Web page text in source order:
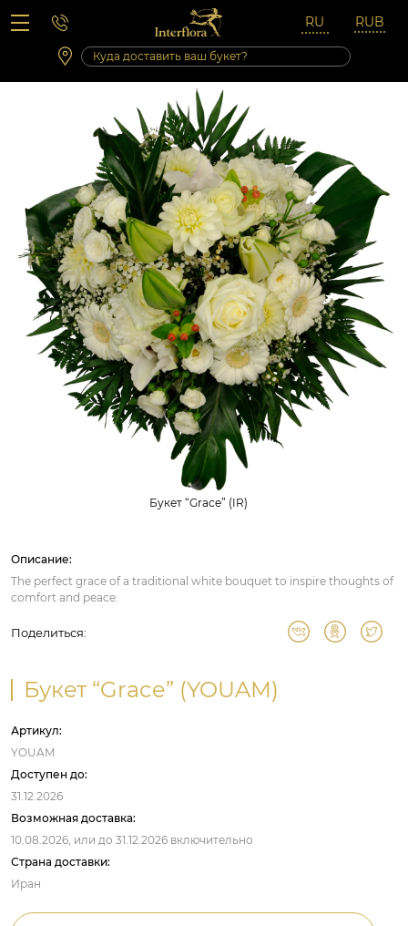
Вопросы-ответы
Сб 10:00 ‐ 14:00
Выходные и праздничные дни
Букет “Grace” (IR)
Описание:
The perfect grace of a traditional white bouquet to inspire thoughts of
comfort and peace.
Поделиться:
Букет “Grace” (YOUAM)
Артикул:
YOUAM
Доступен до:
31.12.2026
Возможная доставка:
10.08.2026, или до 31.12.2026 включительно
Страна доставки:
Иран